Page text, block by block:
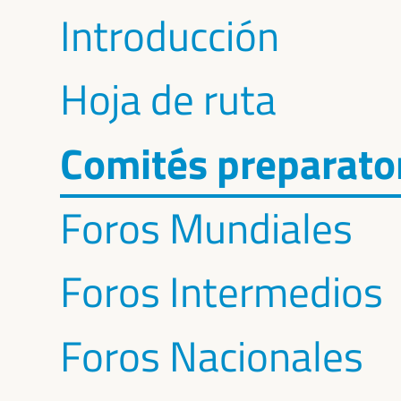
Introducción
Hoja de ruta
Comités
Foros Mundiales
Foros Intermedios
Foros Nacionales